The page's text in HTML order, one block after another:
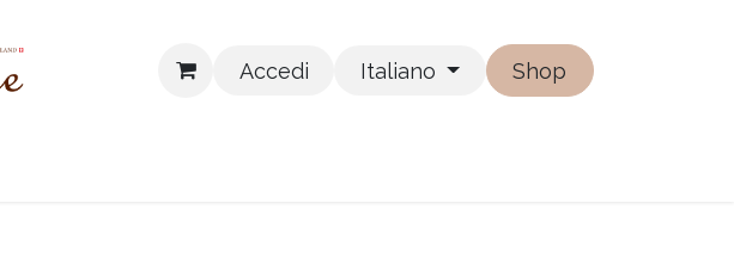
Accedi Italiano Shop